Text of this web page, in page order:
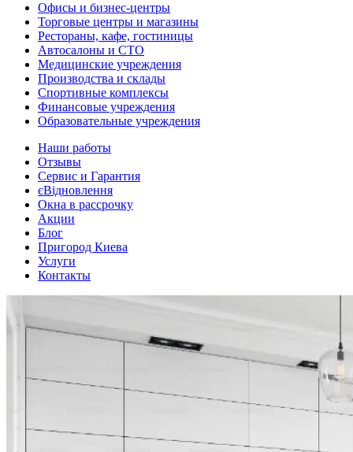
Офисы и бизнес-центры
Торговые центры и магазины
Рестораны, кафе, гостиницы
Автосалоны и СТО
Медицинские учреждения
Производства и склады
Спортивные комплексы
Финансовые учреждения
Образовательные учреждения
Наши работы
Отзывы
Сервис и Гарантия
єВідновлення
Окна в рассрочку
Акции
Блог
Пригород Киева
Услуги
Контакты